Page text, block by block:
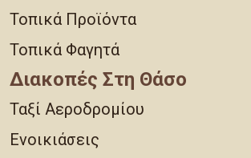
Τοπικά Προϊόντα
Τοπικά Φαγητά
Διακοπές Στη Θάσο
Ταξί Αεροδρομίου
Ενοικιάσεις